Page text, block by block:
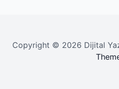
Copyright © 2026 Dijital